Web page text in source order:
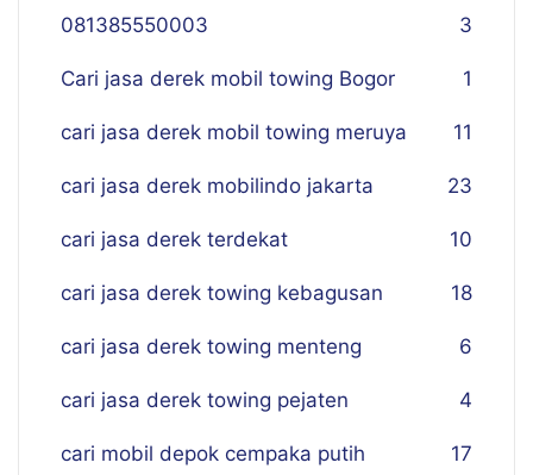
081385550003 3
Cari jasa derek mobil towing Bogor 1
cari jasa derek mobil towing meruya 11
cari jasa derek mobilindo jakarta 23
cari jasa derek terdekat 10
cari jasa derek towing kebagusan 18
cari jasa derek towing menteng 6
cari jasa derek towing pejaten 4
cari mobil depok cempaka putih 17